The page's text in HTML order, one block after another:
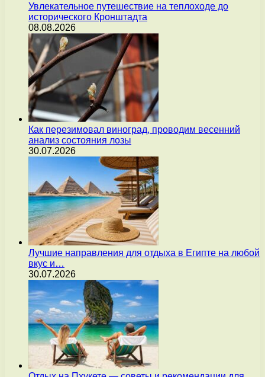
Увлекательное путешествие на теплоходе до
исторического Кронштадта
08.08.2026
Как перезимовал виноград, проводим весенний
анализ состояния лозы
30.07.2026
Лучшие направления для отдыха в Египте на любой
вкус и…
30.07.2026